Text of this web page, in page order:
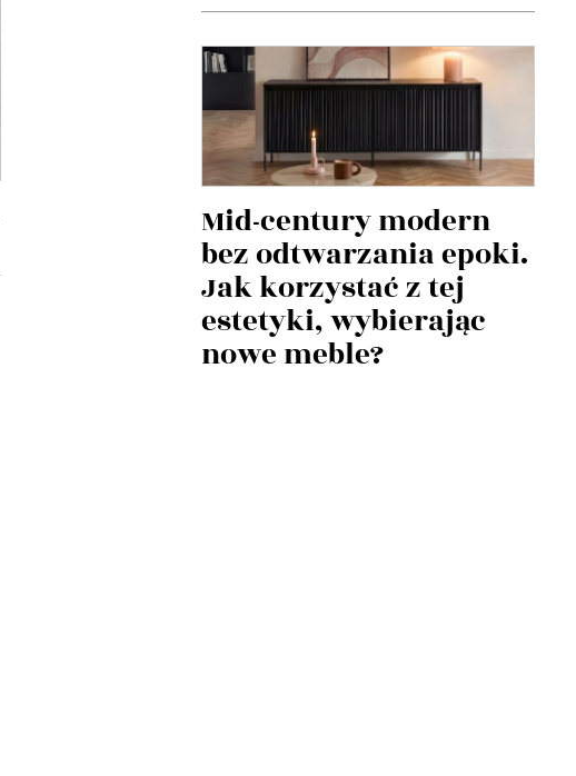
Mid-century modern
bez odtwarzania epoki.
Jak korzystać z tej
estetyki, wybierając
nowe meble?